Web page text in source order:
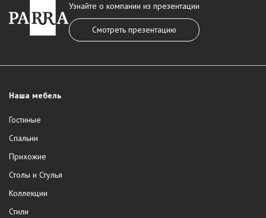
Наша мебель
Гостиные
Спальни
Прихожие
Столы и Стулья
Коллекции
Стили
Узнайте о компании из презентации
Смотреть презентацию